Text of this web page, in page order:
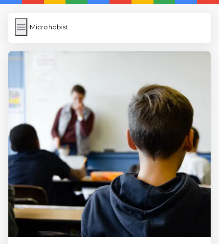
Microhobist
Microhobist
Wordpress Cache
Anasayfa
5 Günde İngilizce
İngilizce
Dil Eğitimi
En Hızlı İngilizce
En Kolay İngilizce
En Ucuz İngilizce